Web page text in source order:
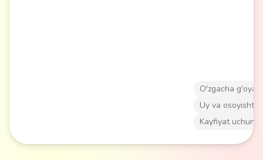
yaratadi. Sensorli
yoki masofadan
boshqarish bilan
batareya orqali
O'zgacha
Uy va
Kayfiyat uchun